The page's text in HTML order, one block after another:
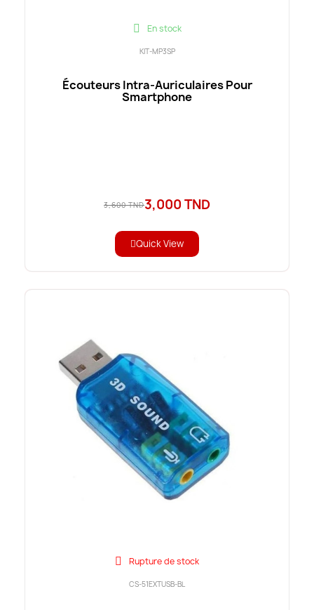
En stock
KIT-MP3SP
Écouteurs Intra-Auriculaires Pour
Smartphone
3,600 TND3,000 TND
Quick View
Rupture de stock
CS-51EXTUSB-BL